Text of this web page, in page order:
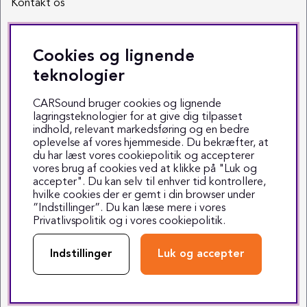
Kontakt os
Sociale medier
Facebook
Instagram
Youtube
TikTok
Copyright © 1999-2025 CARSound
Middelfartvej 3 - 5000 Odense C - Tlf. 70 70 70 47
Cookies og lignende
teknologier
CARSound bruger cookies og lignende
lagringsteknologier for at give dig tilpasset
indhold, relevant markedsføring og en bedre
oplevelse af vores hjemmeside. Du bekræfter, at
du har læst vores cookiepolitik og accepterer
vores brug af cookies ved at klikke på "Luk og
accepter". Du kan selv til enhver tid kontrollere,
hvilke cookies der er gemt i din browser under
”Indstillinger”. Du kan læse mere i vores
Privatlivspolitik og i vores cookiepolitik.
Indstillinger Luk og accepter